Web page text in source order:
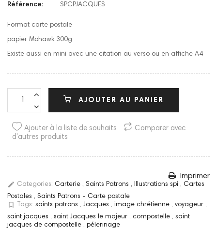
Référence: SPCPJACQUES
Format carte postale
papier Mohawk 300g
Existe aussi en mini avec une citation au verso ou en affiche A4
AJOUTER AU PANIER
Ajouter à la liste de souhaits
Comparer avec
d'autres produits
Imprimer
edit Categories: Carterie , Saints Patrons , Illustrations spi , Cartes
Postales , Saints Patrons - Carte postale
bookmark_border Tags: saints patrons , Jacques , image chrétienne , voyageur ,
saint jacques , saint Jacques le majeur , compostelle , saint
jacques de compostelle , pélerinage